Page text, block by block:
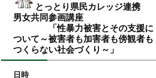
とっとり県民カレッジ連携
男女共同参画講座
「性暴力被害とその支援に
ついて～被害者も加害者も傍観者も
つくらない社会づくり～」
日時